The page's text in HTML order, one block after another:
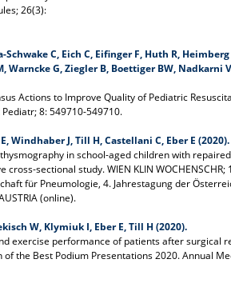
26(3):
C, Eich C, Eifinger F, Huth R, Heimberg
Warncke G, Ziegler B, Boettiger BW, Nadkarni
Actions to Improve Quality of Pediatric
8: 549710-549710.
Windhaber J, Till H, Castellani C, Eber E (2020).
in school-aged children with repaired
sectional study. WIEN KLIN WOCHENSCHR;
für Pneumologie, 4. Jahrestagung der
(online).
W, Klymiuk I, Eber E, Till H (2020).
exercise performance of patients after surgical
the Best Podium Presentations 2020. Annual